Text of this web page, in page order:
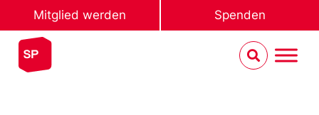
Mitglied werden Spenden